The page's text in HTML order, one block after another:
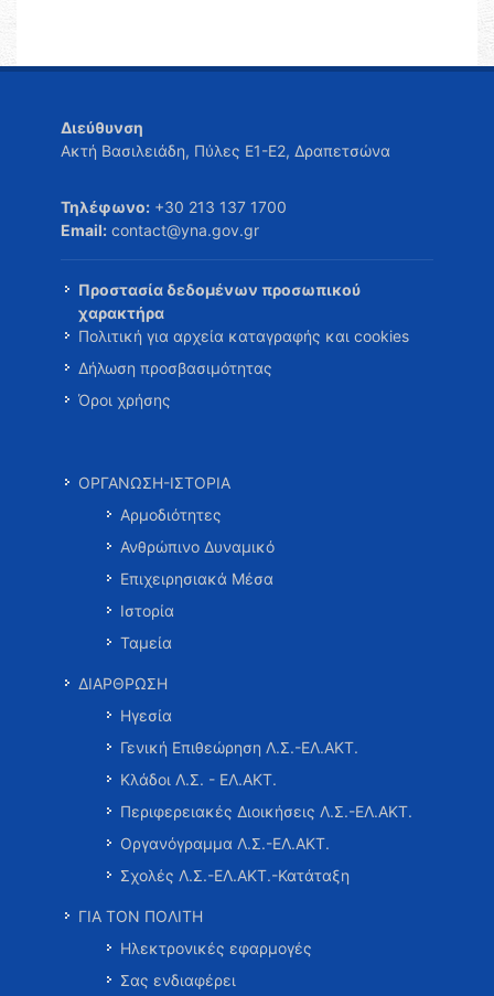
Διεύθυνση
Ακτή Βασιλειάδη, Πύλες Ε1-Ε2, Δραπετσώνα
Τηλέφωνο: +30 213 137 1700
Email: contact@yna.gov.gr
Προστασία δεδομένων προσωπικού
χαρακτήρα
Πολιτική για αρχεία καταγραφής και cookies
Δήλωση προσβασιμότητας
Όροι χρήσης
ΟΡΓΑΝΩΣΗ-ΙΣΤΟΡΙΑ
Αρμοδιότητες
Ανθρώπινο Δυναμικό
Επιχειρησιακά Μέσα
Ιστορία
Ταμεία
ΔΙΑΡΘΡΩΣΗ
Ηγεσία
Γενική Επιθεώρηση Λ.Σ.-ΕΛ.ΑΚΤ.
Κλάδοι Λ.Σ. - ΕΛ.ΑΚΤ.
Περιφερειακές Διοικήσεις Λ.Σ.-ΕΛ.ΑΚΤ.
Οργανόγραμμα Λ.Σ.-ΕΛ.ΑΚΤ.
Σχολές Λ.Σ.-ΕΛ.ΑΚΤ.-Κατάταξη
ΓΙΑ ΤΟΝ ΠΟΛΙΤΗ
Ηλεκτρονικές εφαρμογές
Σας ενδιαφέρει